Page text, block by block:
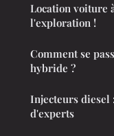
Location voiture
l'exploration !
Comment se
hybride ?
Injecteurs diesel
d'experts